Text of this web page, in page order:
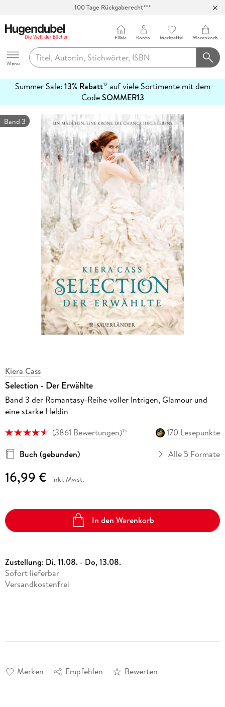
100 Tage Rückgaberecht***
Hugendubel
Menu
Filiale Konto Merkzettel Warenkorb
Summer Sale: 13% Rabatt12auf viele Sortimente mit dem
CodeSOMMER13
erfahren
Band 3
Kiera Cass
Selection - Der Erwählte
Band 3 der Romantasy-Reihe voller Intrigen, Glamour und
eine starke Heldin
(3861 Bewertungen)15
170 Lesepunkte
Buch (gebunden)
Alle 5 Formate
16,99 € inkl. Mwst.
In den Warenkorb
Zustellung: Di, 11.08. - Do, 13.08.
Sofort lieferbar
Versandkostenfrei
Merken Empfehlen Bewerten